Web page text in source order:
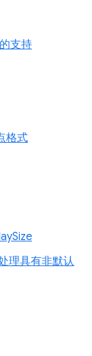
支持
格式
理具有非默认